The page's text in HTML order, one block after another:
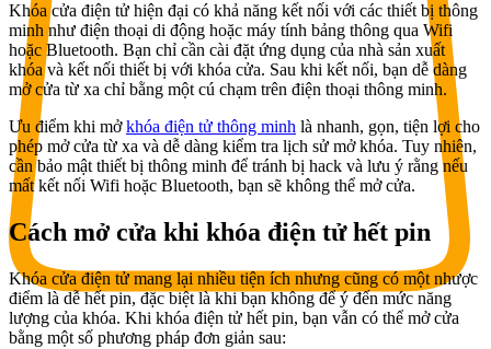
Khóa cửa điện tử hiện đại có khả năng kết nối với các thiết bị thông
minh như điện thoại di động hoặc máy tính bảng thông qua Wifi
hoặc Bluetooth. Bạn chỉ cần cài đặt ứng dụng của nhà sản xuất
khóa và kết nối thiết bị với khóa cửa. Sau khi kết nối, bạn dễ dàng
mở cửa từ xa chỉ bằng một cú chạm trên điện thoại thông minh.
Ưu điểm khi mởkhóa điện tử thông minh là nhanh, gọn, tiện lợi cho
phép mở cửa từ xa và dễ dàng kiểm tra lịch sử mở khóa. Tuy nhiên,
cần bảo mật thiết bị thông minh để tránh bị hack và lưu ý rằng nếu
mất kết nối Wifi hoặc Bluetooth, bạn sẽ không thể mở cửa.
Cách mở cửa khi khóa điện tử hết pin
Khóa cửa điện tử mang lại nhiều tiện ích nhưng cũng có một nhược
điểm là dễ hết pin, đặc biệt là khi bạn không để ý đến mức năng
lượng của khóa. Khi khóa điện tử hết pin, bạn vẫn có thể mở cửa
bằng một số phương pháp đơn giản sau: